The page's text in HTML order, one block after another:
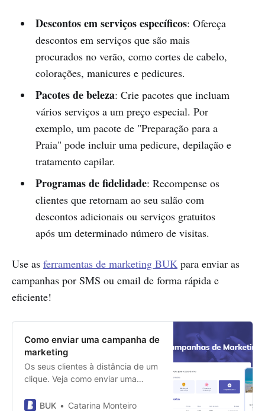
Descontos em serviços específicos: Ofereça
descontos em serviços que são mais
procurados no verão, como cortes de cabelo,
colorações, manicures e pedicures.
Pacotes de beleza: Crie pacotes que incluam
vários serviços a um preço especial. Por
exemplo, um pacote de "Preparação para a
Praia" pode incluir uma pedicure, depilação e
tratamento capilar.
Programas de fidelidade: Recompense os
clientes que retornam ao seu salão com
descontos adicionais ou serviços gratuitos
após um determinado número de visitas.
Use as ferramentas de marketing BUK para enviar as
campanhas por SMS ou email de forma rápida e
eficiente!
Como enviar uma campanha de
marketing
Os seus clientes à distância de um
clique. Veja como enviar uma
seus clientes em 5 simples passos.
BUK Catarina Monteiro